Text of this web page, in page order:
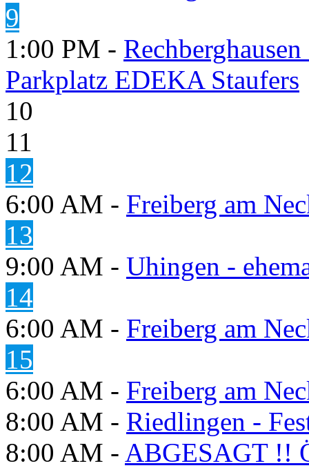
9
1:00 PM -
Parkplatz EDEKA Staufers
10
11
12
6:00 AM - Freiberg am
13
9:00 AM - Uhingen -
14
6:00 AM - Freiberg am
15
6:00 AM - Freiberg am
8:00 AM - Riedlingen -
8:00 AM - ABGESAGT !!